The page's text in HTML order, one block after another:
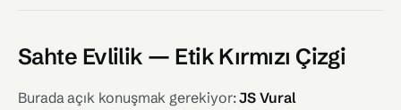
Sahte Evlilik — Etik Kırmızı Çizgi
Burada açık konuşmak gerekiyor:JS Vural